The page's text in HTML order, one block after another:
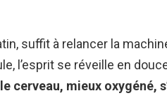
suffit à relancer la
l’esprit se réveille en
le cerveau, mieux oxygéné,